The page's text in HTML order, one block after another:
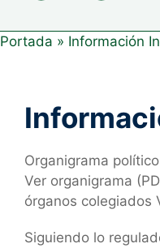
Portada » Información
Organigrama
Ver organigrama
órganos colegiados
Siguiendo lo